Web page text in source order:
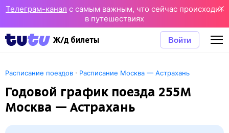
Телеграм-канал с самым важным, что сейчас происходит
в путешествиях
Ж/д билеты Войти
Расписание поездов · Расписание Москва — Астрахань
Годовой график поезда 255М
Москва — Астрахань